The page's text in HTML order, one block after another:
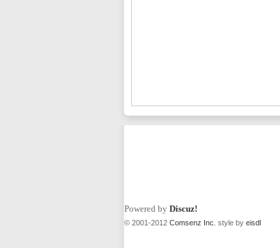
Powered by Discuz!
© 2001-2012 Comsenz Inc. style by eisdl